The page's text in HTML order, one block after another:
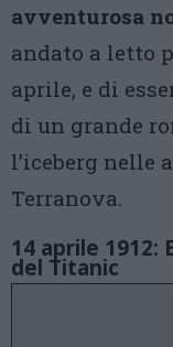
avventurosa
andato a letto
aprile, e di
di un grande
l’iceberg nelle
Terranova.
14 aprile 1912:
del Titanic